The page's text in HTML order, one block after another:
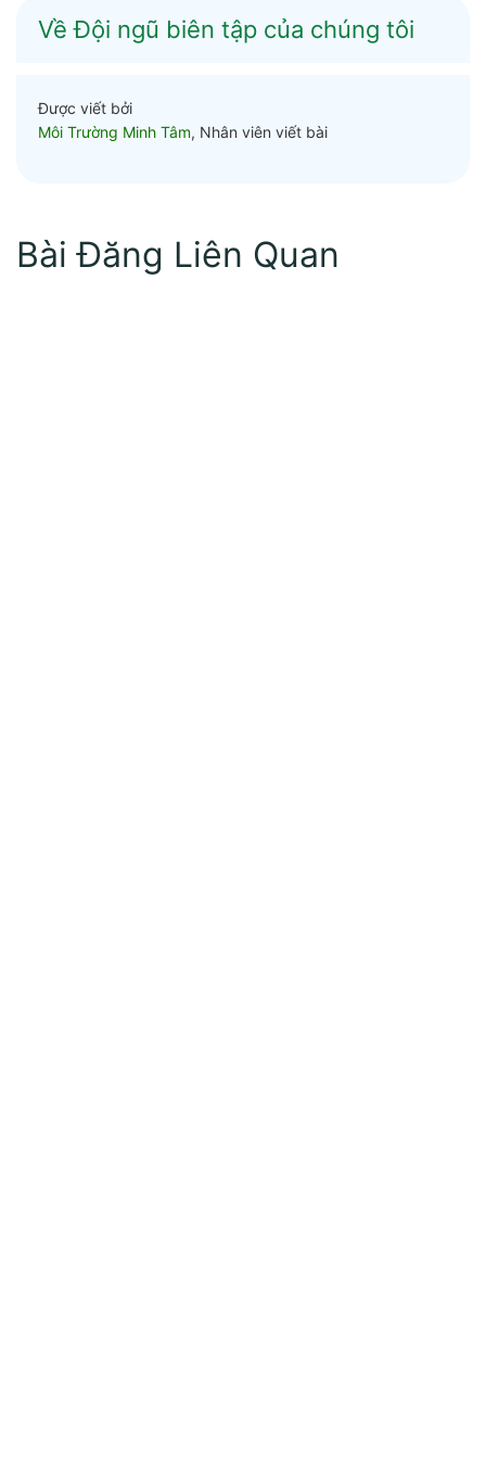
Về Đội ngũ biên tập của chúng tôi
Được viết bởi
Môi Trường Minh Tâm, Nhân viên viết bài
Bài Đăng Liên Quan